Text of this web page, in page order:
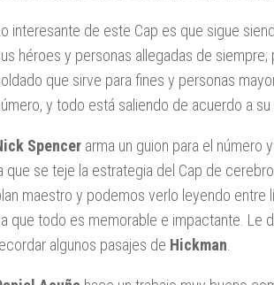
interesante de este Cap es que sigue
héroes y personas allegadas de
que sirve para fines y personas
y todo está saliendo de acuerdo a
Spencer arma un guion para el
que se teje la estrategia del Cap de
maestro y podemos verlo leyendo entre
que todo es memorable e impactante. Le
algunos pasajes de Hickman